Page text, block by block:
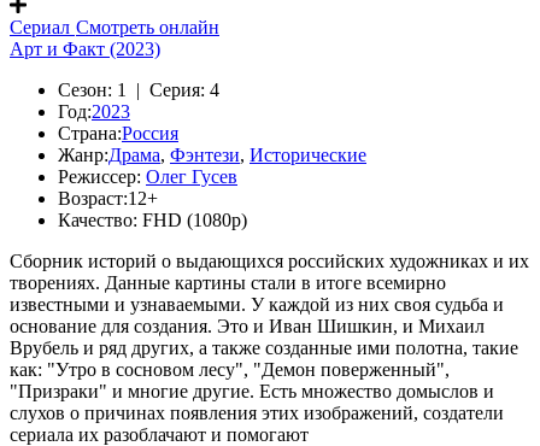
Сериал Смотреть онлайн
Арт и Факт (2023)
Сезон: 1 | Серия: 4
Год:2023
Страна:Россия
Жанр:Драма, Фэнтези, Исторические
Режиссер: Олег Гусев
Возраст:12+
Качество: FHD (1080p)
Сборник историй о выдающихся российских художниках и их
творениях. Данные картины стали в итоге всемирно
известными и узнаваемыми. У каждой из них своя судьба и
основание для создания. Это и Иван Шишкин, и Михаил
Врубель и ряд других, а также созданные ими полотна, такие
как: "Утро в сосновом лесу", "Демон поверженный",
"Призраки" и многие другие. Есть множество домыслов и
слухов о причинах появления этих изображений, создатели
сериала их разоблачают и помогают